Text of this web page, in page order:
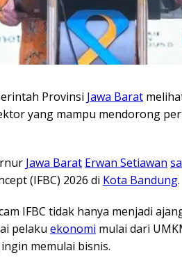
Provinsi Jawa Barat
yang mampu mendorong
Jawa Barat Erwan Setiawan
(IFBC) 2026 di Kota Bandung.
IFBC tidak hanya menjadi
pelaku ekonomi mulai dari
memulai bisnis.